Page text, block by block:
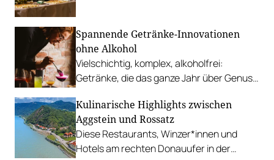
Spannende Getränke-Innovationen
ohne Alkohol
Vielschichtig, komplex, alkoholfrei:
Getränke, die das ganze Jahr über Genuss
Kulinarische Highlights zwischen
Aggstein und Rossatz
Diese Restaurants, Winzer*innen und
Hotels am rechten Donauufer in der